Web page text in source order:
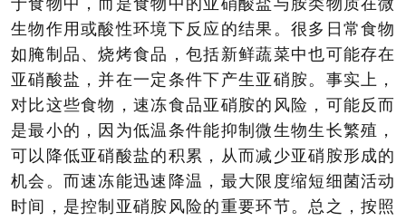
生物作用或酸性环境下反应的结果。很多日常食物
如腌制品、烧烤食品，包括新鲜蔬菜中也可能存在
亚硝酸盐，并在一定条件下产生亚硝胺。事实上，
对比这些食物，速冻食品亚硝胺的风险，可能反而
是最小的，因为低温条件能抑制微生物生长繁殖，
可以降低亚硝酸盐的积累，从而减少亚硝胺形成的
机会。而速冻能迅速降温，最大限度缩短细菌活动
时间，是控制亚硝胺风险的重要环节。总之，按照